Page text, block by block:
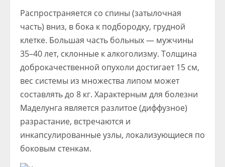
Распространяется со спины (затылочная
часть) вниз, в бока к подбородку, грудной
клетке. Большая часть больных — мужчины
35–40 лет, склонные к алкоголизму. Толщина
доброкачественной опухоли достигает 15 см,
вес системы из множества липом может
составлять до 8 кг. Характерным для болезни
Маделунга является разлитое (диффузное)
разрастание, встречаются и
инкапсулированные узлы, локализующиеся по
боковым стенкам.